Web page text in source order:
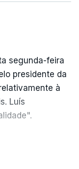
segunda-feira
presidente da
à
Luís